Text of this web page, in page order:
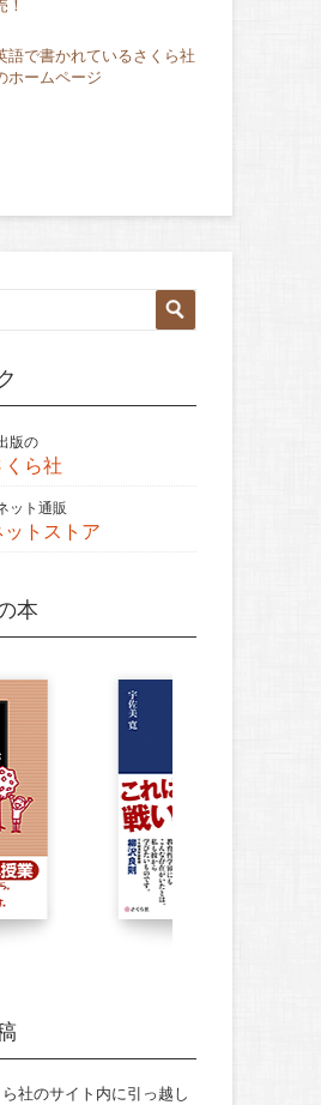
！
語で書かれているさくら社
ホームページ
版の
ら社
ット通販
ットストア
本
社のサイト内に引っ越し